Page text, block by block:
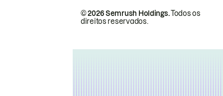
© 2026 Semrush Holdings.Todos os
direitos reservados.